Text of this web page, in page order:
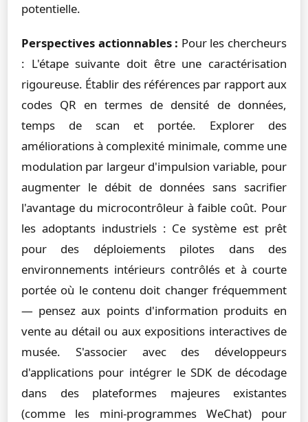
potentielle.
Perspectives actionnables : Pour les chercheurs
: L'étape suivante doit être une caractérisation
rigoureuse. Établir des références par rapport aux
codes QR en termes de densité de données,
temps de scan et portée. Explorer des
améliorations à complexité minimale, comme une
modulation par largeur d'impulsion variable, pour
augmenter le débit de données sans sacrifier
l'avantage du microcontrôleur à faible coût. Pour
les adoptants industriels : Ce système est prêt
pour des déploiements pilotes dans des
environnements intérieurs contrôlés et à courte
portée où le contenu doit changer fréquemment
— pensez aux points d'information produits en
vente au détail ou aux expositions interactives de
musée. S'associer avec des développeurs
d'applications pour intégrer le SDK de décodage
dans des plateformes majeures existantes
(comme les mini-programmes WeChat) pour